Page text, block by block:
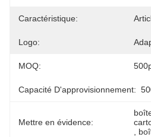
Caractéristique:
Logo:
MOQ:
Capacité D'approvisionnement:
Mettre en évidence: